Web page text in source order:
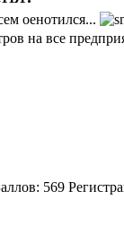
оенотился...
на все
569